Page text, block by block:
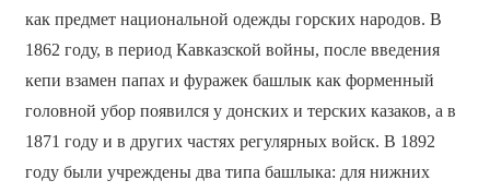
как предмет национальной одежды горских народов. В
1862 году, в период Кавказской войны, после введения
кепи взамен папах и фуражек башлык как форменный
головной убор появился у донских и терских казаков, а в
1871 году и в других частях регулярных войск. В 1892
году были учреждены два типа башлыка: для нижних